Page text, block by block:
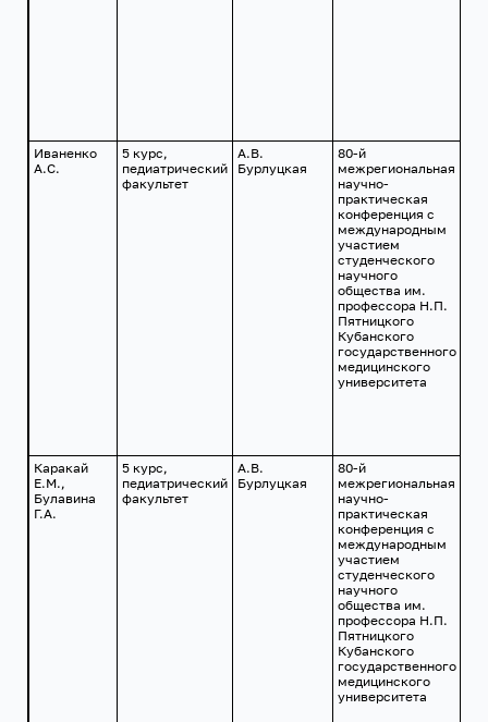
Иваненко
А.С.
5 курс,
педиатрический
факультет
А.В.
Бурлуцкая
80-й
межрегиональная
научно-
практическая
конференция с
международным
участием
студенческого
научного
общества им.
профессора Н.П.
Пятницкого
Кубанского
государственного
медицинского
университета
Каракай
Е.М.,
Булавина
Г.А.
5 курс,
педиатрический
факультет
А.В.
Бурлуцкая
80-й
межрегиональная
научно-
практическая
конференция с
международным
участием
студенческого
научного
общества им.
профессора Н.П.
Пятницкого
Кубанского
государственного
медицинского
университета